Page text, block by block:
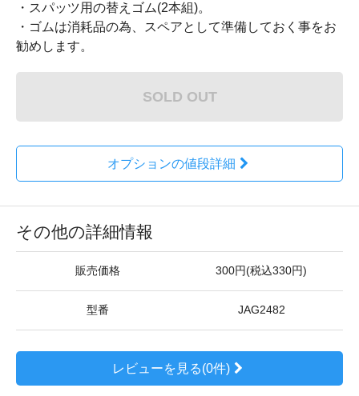
・スパッツ用の替えゴム(2本組)。
・ゴムは消耗品の為、スペアとして準備しておく事をお
勧めします。
SOLD OUT
オプションの値段詳細
その他の詳細情報
販売価格 300円(税込330円)
型番 JAG2482
レビューを見る(0件)